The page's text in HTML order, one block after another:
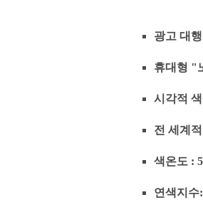
광고 대
휴대형 "
시각적
전 세계
색온도 :
연색지수